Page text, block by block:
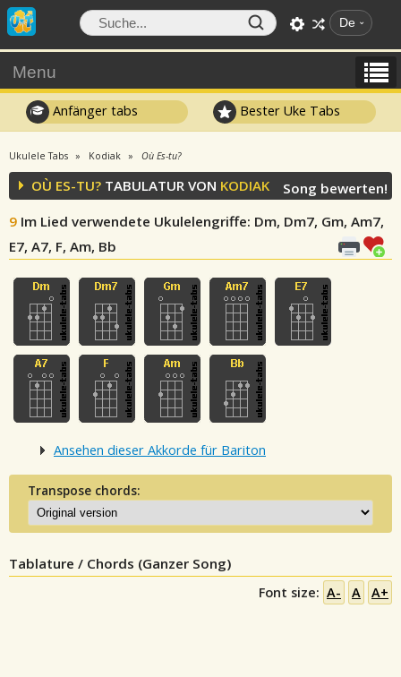
De
Menu
Anfänger tabs Bester Uke Tabs
Ukulele Tabs Kodiak Où Es-tu?
OÙ ES-TU? TABULATUR VON KODIAK
9 Im Lied verwendete Ukulelengriffe: Dm, Dm7, Gm, Am7,
E7, A7, F, Am, Bb
Song bewerten!
Ansehen dieser Akkorde für Bariton
Transpose chords:
Tablature / Chords (Ganzer Song)
Font size: A- A A+